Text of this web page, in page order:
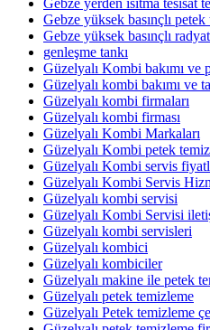
Gebze yüksek basınçlı
Gebze yüksek basınçlı
genleşme tankı
Güzelyalı Kombi bakımı ve
Güzelyalı kombi bakımı ve
Güzelyalı kombi firmaları
Güzelyalı kombi firması
Güzelyalı Kombi Markaları
Güzelyalı Kombi petek
Güzelyalı Kombi servis
Güzelyalı Kombi Servis
Güzelyalı kombi servisi
Güzelyalı Kombi Servisi
Güzelyalı kombi servisleri
Güzelyalı kombici
Güzelyalı kombiciler
Güzelyalı makine ile petek
Güzelyalı petek temizleme
Güzelyalı Petek temizleme